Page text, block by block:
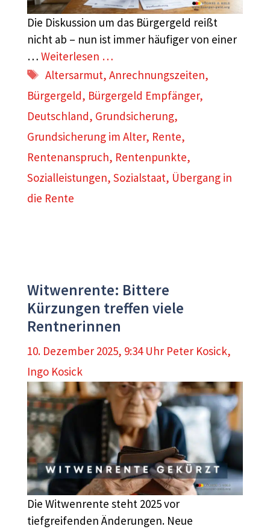
Die Diskussion um das Bürgergeld reißt
nicht ab – nun ist immer häufiger von einer
… Weiterlesen …
Schlagwörter
Altersarmut,Anrechnungszeiten,
Bürgergeld, Bürgergeld Empfänger,
Deutschland, Grundsicherung,
Grundsicherung im Alter, Rente,
Rentenanspruch, Rentenpunkte,
Sozialleistungen, Sozialstaat, Übergang in
die Rente
Witwenrente: Bittere
Kürzungen treffen viele
Rentnerinnen
10. Dezember 2025, 9:34 Uhr Peter Kosick,
Ingo Kosick
Die Witwenrente steht 2025 vor
tiefgreifenden Änderungen. Neue